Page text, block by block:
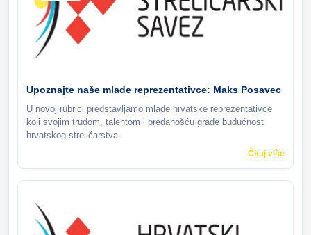
Upoznajte naše mlade reprezentativce: Maks Posavec
U novoj rubrici predstavljamo mlade hrvatske reprezentativce
koji svojim trudom, talentom i predanošću grade budućnost
hrvatskog streličarstva.
Čitaj više